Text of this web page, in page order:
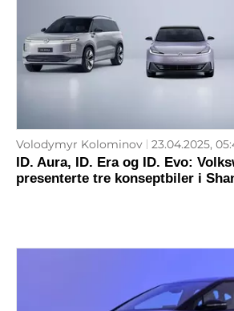
Volodymyr Kolominov 23.04.2025,
ID. Aura, ID. Era og ID. Evo:
presenterte tre konseptbiler i